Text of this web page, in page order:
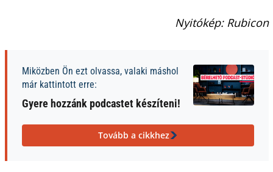
Nyitókép: Rubicon
Miközben Ön ezt olvassa, valaki máshol
már kattintott erre:
Gyere hozzánk podcastet készíteni!
Tovább a cikkhez